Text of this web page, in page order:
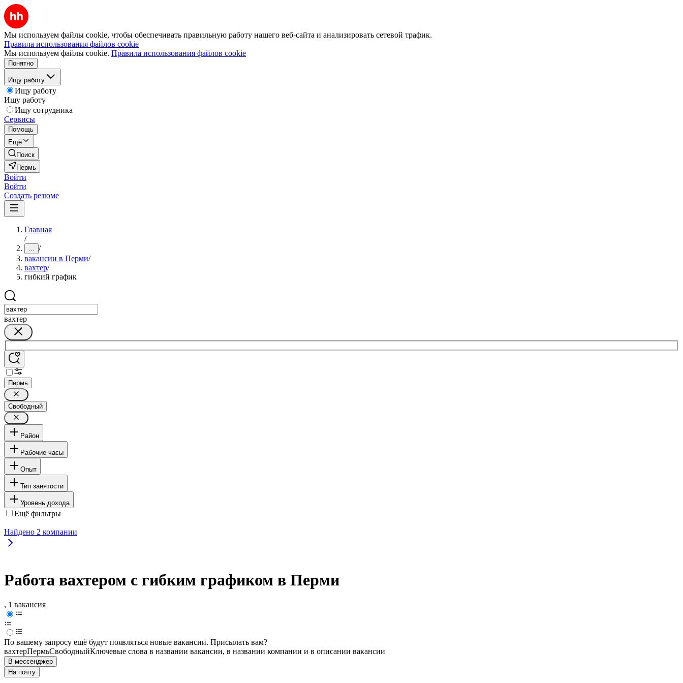
Мы используем файлы cookie, чтобы обеспечивать правильную работу нашего веб-сайта и анализировать сетевой трафик.
Правила использования файлов cookie
Мы используем файлы cookie. Правила использования файлов cookie
Понятно
Ищу работу
Ищу работу
Ищу работу
Ищу сотрудника
Сервисы
Помощь
Ещё
Поиск
Пермь
Войти
Войти
Создать резюме
Главная
/
... /
вакансии в Перми/
вахтер/
гибкий график
вахтер
Пермь
Свободный
Район
Рабочие часы
Опыт
Тип занятости
Уровень дохода
Ещё фильтры
Найдено 2 компании
Работа вахтером с гибким графиком в Перми
, 1 вакансия
По вашему запросу ещё будут появляться новые вакансии. Присылать вам?
вахтерПермьСвободныйКлючевые слова в названии вакансии, в названии компании и в описании вакансии
В мессенджер
На почту